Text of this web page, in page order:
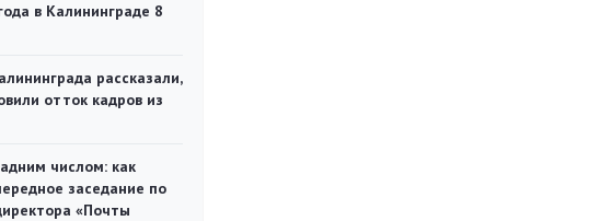
в Калининграде 8
рассказали,
отток кадров из
числом: как
заседание по
«Почты